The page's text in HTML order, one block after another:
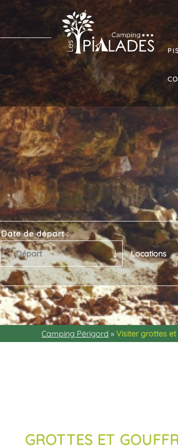
Date de départ :
Camping Périgord » Visiter grottes
GROTTES ET